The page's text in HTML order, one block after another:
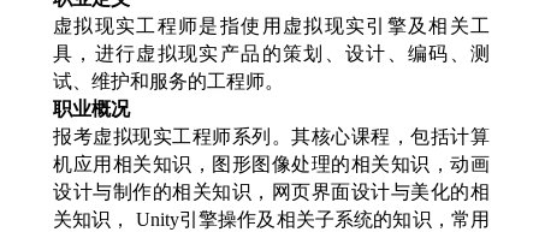
虚拟现实工程师是指使用虚拟现实引擎及相关工
具，进行虚拟现实产品的策划、设计、编码、测
试、维护和服务的工程师。
职业概况
报考虚拟现实工程师系列。其核心课程，包括计算
机应用相关知识，图形图像处理的相关知识，动画
设计与制作的相关知识，网页界面设计与美化的相
关知识，
Unity引擎操作及相关子系统的知识，常用